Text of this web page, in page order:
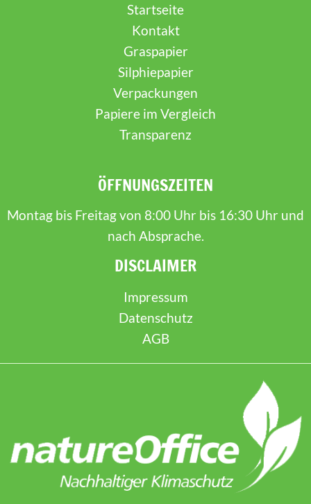
Startseite
Kontakt
Graspapier
Silphiepapier
Verpackungen
Papiere im Vergleich
Transparenz
ÖFFNUNGSZEITEN
Montag bis Freitag von 8:00 Uhr bis 16:30 Uhr und
nach Absprache.
DISCLAIMER
Impressum
Datenschutz
AGB